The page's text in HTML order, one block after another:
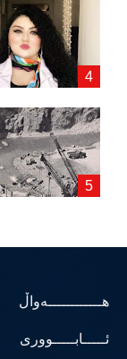
هــــــــــــەواڵ
ئـــــابـــــووری